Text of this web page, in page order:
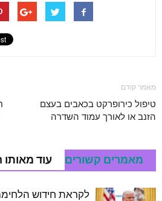
מאמר קודם
טיפול כירופרקט בכאבים בעצם
הזנב או לאורך עמוד השדרה
מאמרים קשורים עוד מאותו
לקראת חידוש